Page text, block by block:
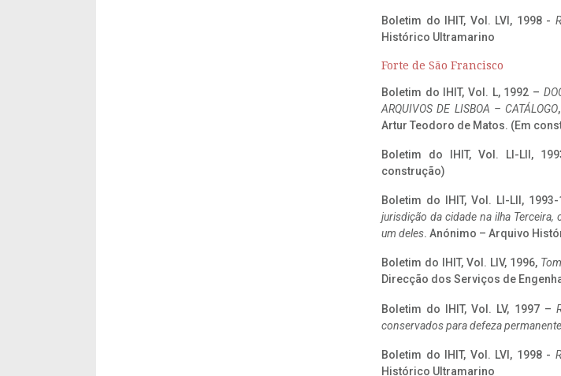
Boletim do IHIT, Vol. LVI, 1998 -
Histórico Ultramarino
Forte de São Francisco
Boletim do IHIT, Vol. L, 1992 –
ARQUIVOS DE LISBOA – CATÁLOGO
Artur Teodoro de Matos. (Em
Boletim do IHIT, Vol. LI-LII,
construção)
Boletim do IHIT, Vol. LI-LII,
jurisdição da cidade na ilha
um deles. Anónimo – Arquivo
Boletim do IHIT, Vol. LIV, 1996,
Direcção dos Serviços de
Boletim do IHIT, Vol. LV, 1997 –
conservados para defeza
Boletim do IHIT, Vol. LVI, 1998 -
Histórico Ultramarino